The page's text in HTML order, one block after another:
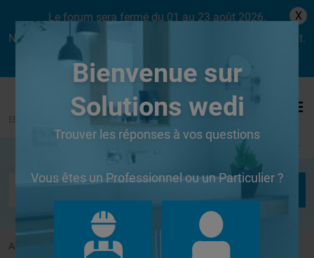
Le forum sera fermé du 01 au 23 août 2026.
Nous aurons le plaisir de vous retrouver dès le lundi 24 août.
X
Se connecter
Accueil Forums
Douches à l'Italienne
Bienvenue sur
Solutions wedi
Trouver les réponses à vos questions
Vous êtes un Professionnel ou un Particulier ?